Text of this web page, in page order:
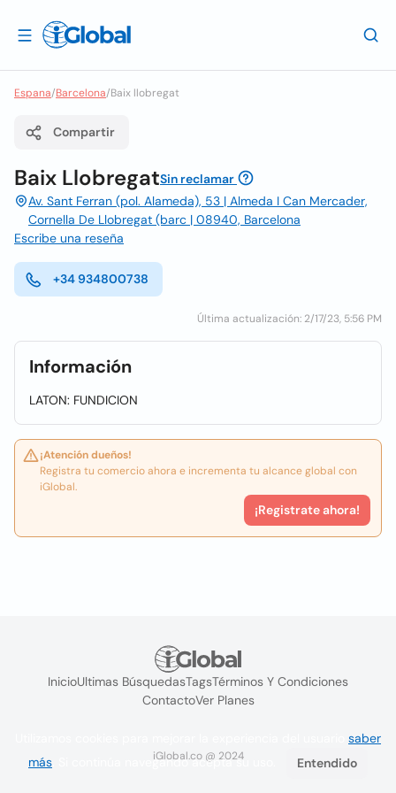
Espana/Barcelona/Baix llobregat
Compartir
Baix LlobregatSin reclamar
Av. Sant Ferran (pol. Alameda), 53 | Almeda I Can Mercader,
Cornella De Llobregat (barc | 08940, Barcelona
Escribe una reseña
+34 934800738
Última actualización: 2/17/23, 5:56 PM
Información
LATON: FUNDICION
¡Atención dueños!
Registra tu comercio ahora e incrementa tu alcance global con
iGlobal.
¡Registrate ahora!
InicioUltimas BúsquedasTagsTérminos Y Condiciones
ContactoVer Planes
iGlobal.co @ 2024
saber
más . Si continúa navegando acepta su uso. Entendido